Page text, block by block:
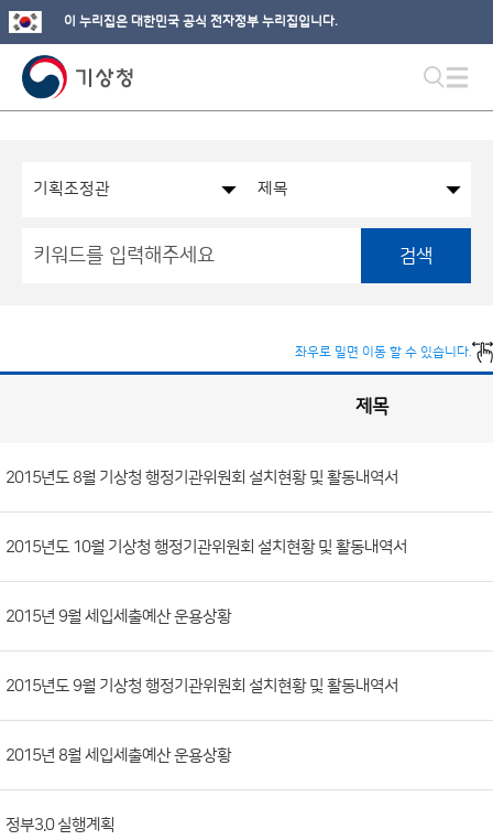
이 누리집은 대한민국 공식 전자정부 누리집입니다.
검색
좌우로 밀면 이동 할 수 있습니다.
국
실
별
사
정
보
게
목
록
분
류,
첨
록
제목
2015년도 8월 기상청 행정기관위원회 설치현황 및 활동내역서
2015년도 10월 기상청 행정기관위원회 설치현황 및 활동내역서
2015년 9월 세입세출예산 운용상황
2015년도 9월 기상청 행정기관위원회 설치현황 및 활동내역서
2015년 8월 세입세출예산 운용상황
정부3.0 실행계획